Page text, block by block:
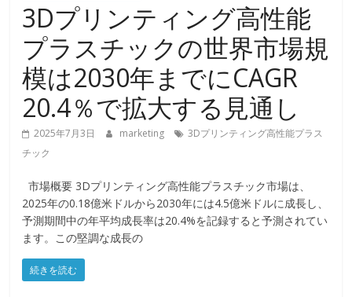
3Dプリンティング高性能
プラスチックの世界市場規
模は2030年までにCAGR
20.4％で拡大する見通し
2025年7月3日 marketing
3Dプリンティング高性能プラス
チック
市場概要 3Dプリンティング高性能プラスチック市場は、
2025年の0.18億米ドルから2030年には4.5億米ドルに成長し、
予測期間中の年平均成長率は20.4%を記録すると予測されてい
ます。この堅調な成長の
続きを読む